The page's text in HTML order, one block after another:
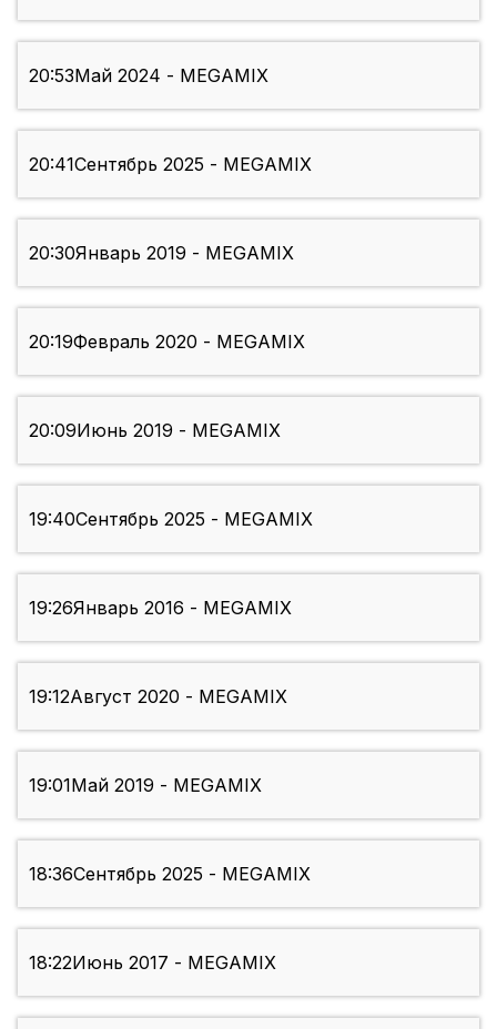
20:53Май 2024 - MEGAMIX
20:41Сентябрь 2025 - MEGAMIX
20:30Январь 2019 - MEGAMIX
20:19Февраль 2020 - MEGAMIX
20:09Июнь 2019 - MEGAMIX
19:40Сентябрь 2025 - MEGAMIX
19:26Январь 2016 - MEGAMIX
19:12Август 2020 - MEGAMIX
19:01Май 2019 - MEGAMIX
18:36Сентябрь 2025 - MEGAMIX
18:22Июнь 2017 - MEGAMIX